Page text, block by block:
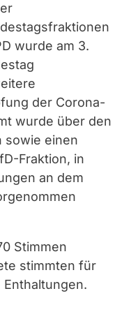
wurde am 3.
der Corona-
wurde über den
sowie einen
Fraktion, in
an dem
Stimmen
stimmten für
Enthaltungen.